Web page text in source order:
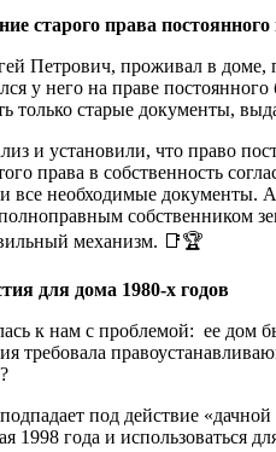
старого права постоянного
Петрович, проживал в доме,
у него на праве
только старые документы,
и установили, что право
права в собственность
необходимые документы.
собственником
механизм. 📑🏆
для дома 1980-х годов
к нам с проблемой: ее дом
требовала
под действие
1998 года и